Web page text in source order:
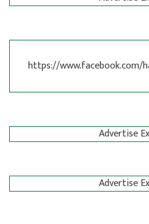
https://www.facebook.com/
Advertise
Advertise